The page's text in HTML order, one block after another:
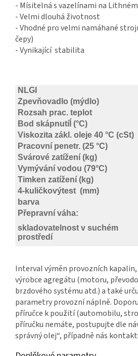
- Mísitelná s vazelínami na
- Velmi dlouhá životnost
- Vhodné pro velmi namáhané
čepy)
- Vynikající stabilita
NLGI
Zpevňovadlo (mýdlo)
Rozsah prac. teplot
Bod skápnutíÍ (°C)
Viskozita zákl. oleje 40 °C (cSt)
Pracovní penetr. (25 °C)
Svárové zatížení (kg)
Vymývání vodou (79°C)
Timken zatížení (kg)
4-kuličkovýtest (mm)
barva
Přepravní váha:
skladovatelnost v suchém
prostředí
Interval výměn provozních
výrobce agregátu (motoru,
brzdového systému atd.) a také
parametry provozní náplně.
příručce k použití (automobilu,
příručku nemáte, postupujte dle
správný olej“, případně nás